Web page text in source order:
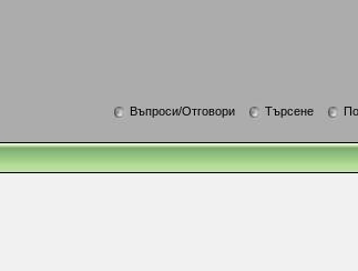
Въпроси/Отговори Търсене